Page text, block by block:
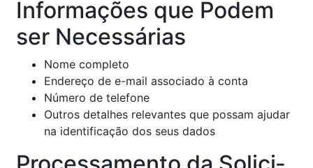
In­for­ma­ções que Podem
ser Ne­ces­sá­rias
Nome com­pleto
En­de­reço de e-mail as­so­ciado à conta
Nú­mero de te­le­fone
Ou­tros de­ta­lhes re­le­vantes que possam ajudar
na iden­ti­fi­cação dos seus dados